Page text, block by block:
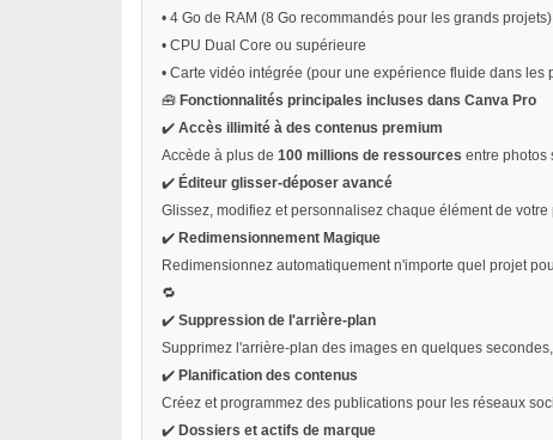
• 4 Go de RAM (8 Go recommandés pour les grands projets)
• CPU Dual Core ou supérieure
• Carte vidéo intégrée (pour une expérience fluide dans les
🧰 Fonctionnalités principales incluses dans Canva Pro
✔️ Accès illimité à des contenus premium
Accède à plus de 100 millions de ressources entre photos
✔️ Éditeur glisser-déposer avancé
Glissez, modifiez et personnalisez chaque élément de
✔️ Redimensionnement Magique
Redimensionnez automatiquement n'importe quel projet
🔁
✔️ Suppression de l'arrière-plan
Supprimez l'arrière-plan des images en quelques
✔️ Planification des contenus
Créez et programmez des publications pour les réseaux
✔️ Dossiers et actifs de marque